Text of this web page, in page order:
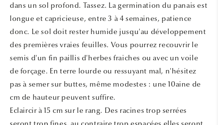
dans un sol profond. Tassez. La germination du panais est
longue et capricieuse, entre 3 à 4 semaines, patience
donc. Le sol doit rester humide jusqu'au développement
des premières vraies feuilles. Vous pourrez recouvrir le
semis d'un fin paillis d'herbes fraiches ou avec un voile
de forçage. En terre lourde ou ressuyant mal, n'hésitez
pas à semer sur buttes, même modestes : une 10aine de
cm de hauteur peuvent suffire.
Eclaircir à 15 cm sur le rang. Des racines trop serrées